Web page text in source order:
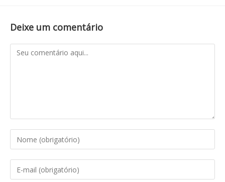
Deixe um comentário